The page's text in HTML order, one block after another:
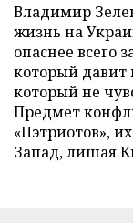
Владимир
жизнь на
опаснее всего
который
который не
Предмет
«Пэтриотов»,
Запад, лишая